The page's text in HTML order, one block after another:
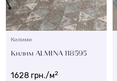
Килими
Килим ALMINA 118595
1628 грн./м2